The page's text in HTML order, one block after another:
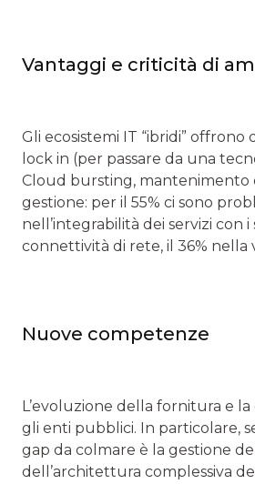
Vantaggi e criticità di
Gli ecosistemi IT “ibridi”
lock in (per passare da una
Cloud bursting, mantenimento
gestione: per il 55% ci sono
nell’integrabilità dei servizi con
connettività di rete, il 36% nella
Nuove competenze
L’evoluzione della fornitura e
gli enti pubblici. In particolare,
gap da colmare è la gestione
dell’architettura complessiva